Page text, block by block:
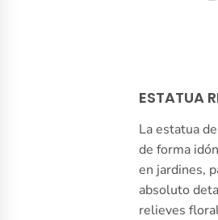
ESTATUA
La estatua
de forma
en jardines,
absoluto
relieves